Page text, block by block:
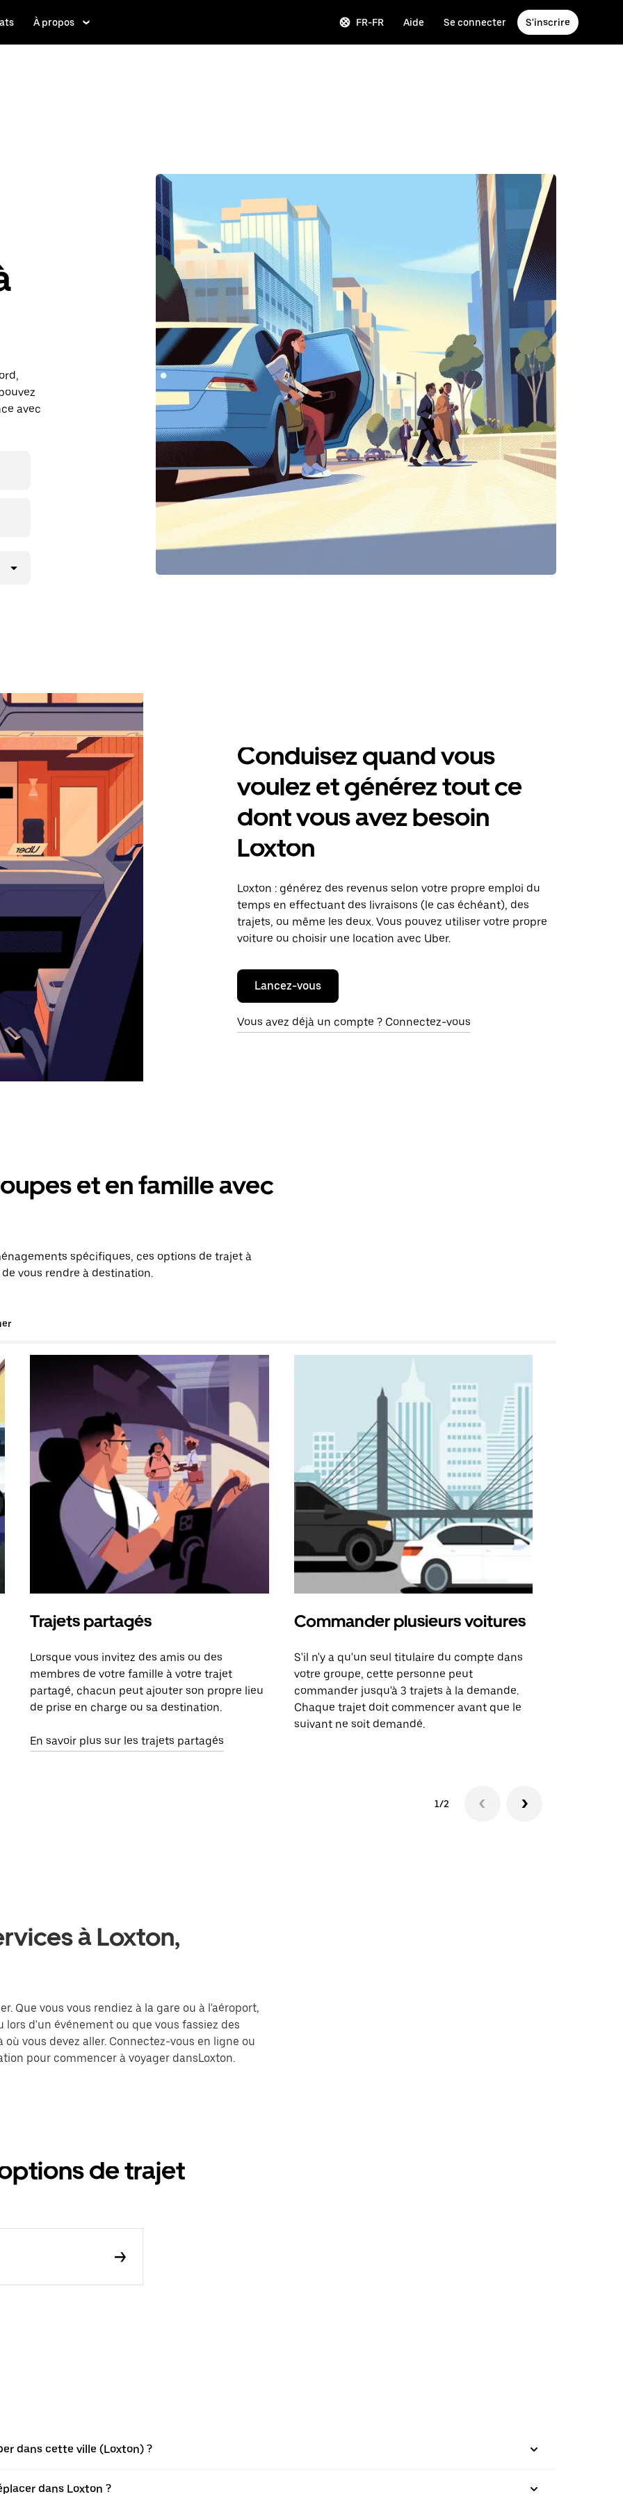
À propos FR-FR Aide Se connecter S'inscrire
avec
Conduisez quand vous
voulez et générez tout ce
dont vous avez besoin
Loxton
Loxton : générez des revenus selon votre propre emploi du
temps en effectuant des livraisons (le cas échéant), des
trajets, ou même les deux. Vous pouvez utiliser votre propre
voiture ou choisir une location avec Uber.
Lancez-vous
Vous avez déjà un compte ? Connectez-vous
et en famille avec
spécifiques, ces options de trajet à
vous rendre à destination.
Trajets partagés
Lorsque vous invitez des amis ou des
membres de votre famille à votre trajet
partagé, chacun peut ajouter son propre lieu
de prise en charge ou sa destination.
En savoir plus sur les trajets partagés
Commander plusieurs voitures
S'il n'y a qu'un seul titulaire du compte dans
votre groupe, cette personne peut
commander jusqu'à 3 trajets à la demande.
Chaque trajet doit commencer avant que le
suivant ne soit demandé.
1/2
à Loxton,
Que vous vous rendiez à la gare ou à l'aéroport,
d'un événement ou que vous fassiez des
vous devez aller. Connectez-vous en ligne ou
pour commencer à voyager dansLoxton.
de trajet
dans cette ville (Loxton) ?
dans Loxton ?